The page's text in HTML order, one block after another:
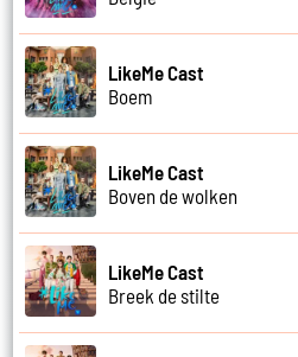
LikeMe Cast
Boem
LikeMe Cast
Boven de wolken
LikeMe Cast
Breek de stilte